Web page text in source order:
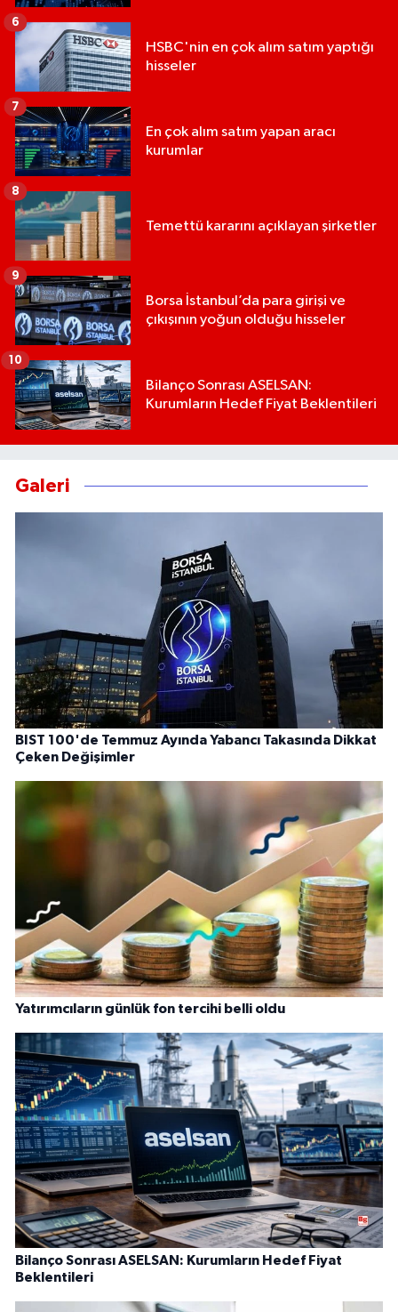
HSBC'nin en çok alım satım yaptığı
hisseler
6
En çok alım satım yapan aracı
kurumlar
7
Temettü kararını açıklayan şirketler
8
Borsa İstanbul’da para girişi ve
çıkışının yoğun olduğu hisseler
9
Bilanço Sonrası ASELSAN:
Kurumların Hedef Fiyat Beklentileri
10
Galeri
BIST 100'de Temmuz Ayında Yabancı Takasında Dikkat
Çeken Değişimler
Yatırımcıların günlük fon tercihi belli oldu
Bilanço Sonrası ASELSAN: Kurumların Hedef Fiyat
Beklentileri